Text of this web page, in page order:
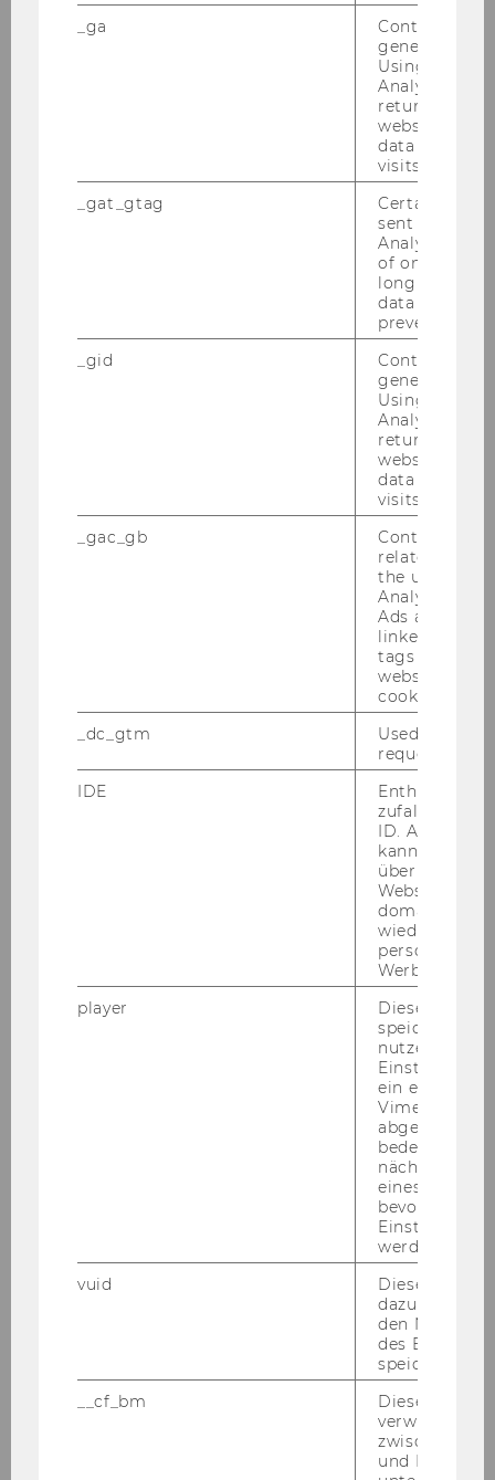
Session 1
motivating problem on day 1, we
turn our attention to the second
motivating problem. We develop
a probability model for the flow
of customer transactions in
noncontractual settings.
Time
We validate our model for the
flow of customer transactions in
noncontractual settings and use
it to answer the management
questions associated with the
second motivating problem.
covered
We review other common
probability models for the flow
of transactions in noncontractual
Time
_ga
Contains a
generated
Using this
Analytics can
returning
website and
data from
visits.
_gat_gtag
Certain data
sent to
Analytics a
of once per
long as it is
data
prevented.
_gid
Contains a
generated
Using this
Analytics can
returning
website and
data from
visits.
_gac_gb
Contains
related
the user. If
Analytics and
Ads accounts
linked, the
tags on the
website read
cookie.
_dc_gtm
Used to
request rate.
IDE
Enthält eine
ID. Anhand
kann Google
über
Websites
Werbung
player
Dieses Cookie
speichert
ein
Vimeo-Video
abgespielt
bedeutet,
nächsten
eines Vimeo-
bevorzugten
werden.
vuid
Dieser
dazu
den
des
speichern.
__cf_bm
Dieses
verwendet,
zwischen
und Bots zu